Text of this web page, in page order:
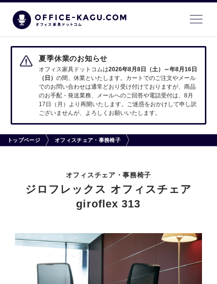
夏季休業のお知らせ
オフィス家具ドットコムは2026年8月8日（土）～年8月16日
（日）の間、休業といたします。カートでのご注文やメール
でのお問い合わせは通常どおり受け付けておりますが、商品
のお手配・発送業務、メールへのご回答や電話受付は、8月
17日（月）より再開いたします。ご迷惑をおかけして申し訳
ございませんが、よろしくお願いいたします。
トップページ オフィスチェア・事務椅子
オフィスチェア・事務椅子
ジロフレックス オフィスチェア
giroflex 313